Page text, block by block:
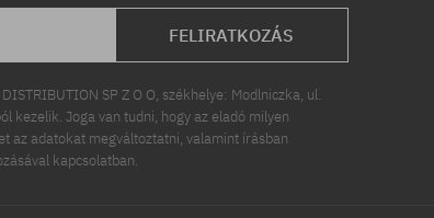
FELIRATKOZÁS
SP Z O O, székhelye: Modlniczka, ul.
kezelik. Joga van tudni, hogy az eladó milyen
az adatokat megváltoztatni, valamint írásban
kapcsolatban.